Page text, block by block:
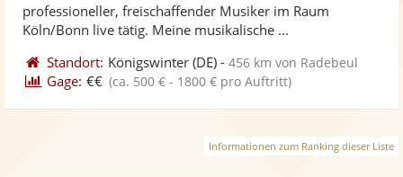
professioneller, freischaffender Musiker im Raum
Köln/Bonn live tätig. Meine musikalische ...
Standort: Königswinter (DE) -456 km von Radebeul
Gage: €€ (ca. 500 € - 1800 € pro Auftritt)
Informationen zum Ranking dieser Liste